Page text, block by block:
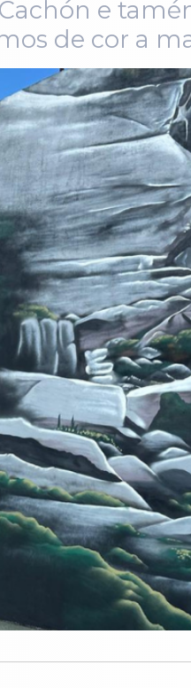
e
de cor a